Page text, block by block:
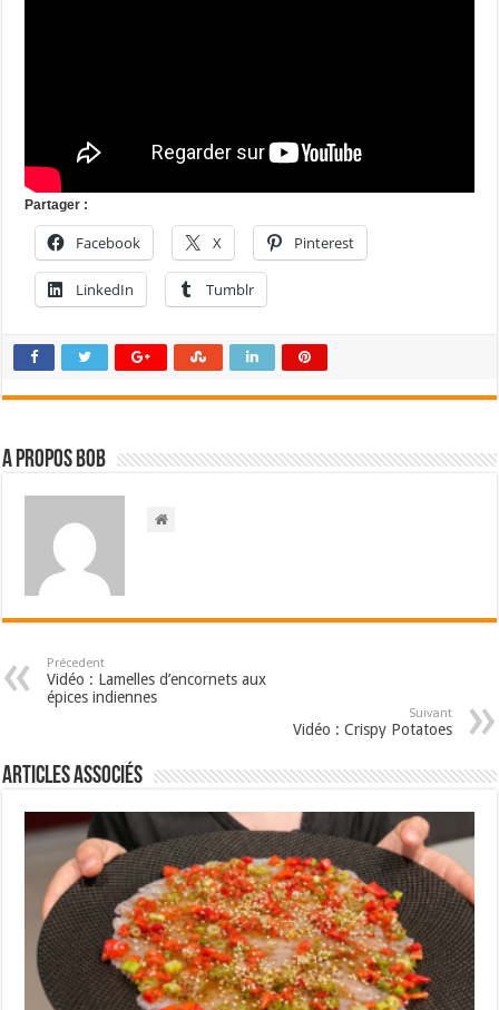
Partager :
Facebook X Pinterest
LinkedIn Tumblr
A propos bOb
Précedent
Vidéo : Lamelles d’encornets aux
épices indiennes
Suivant
Vidéo : Crispy Potatoes
Articles associés